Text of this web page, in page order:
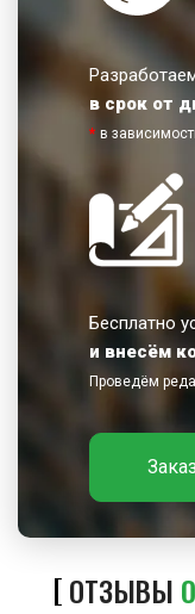
в срок от
* в
Бесплатно
и внесём
Проведём
ОТЗЫВЫ